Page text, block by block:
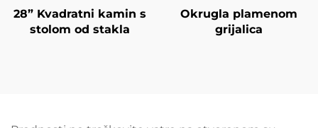
28” Kvadratni kamin s
stolom od stakla
Okrugla plamenom
grijalica